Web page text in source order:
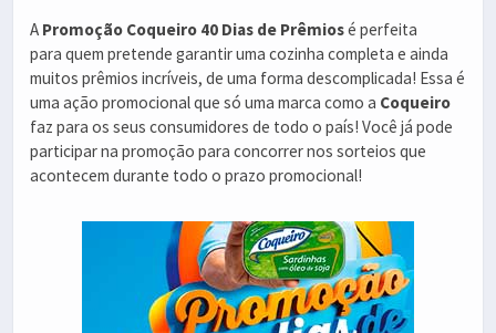
A Promoção Coqueiro 40 Dias de Prêmiosé perfeita
para quem pretende garantir uma cozinha completa e ainda
muitos prêmios incríveis, de uma forma descomplicada! Essa é
uma ação promocional que só uma marca como a Coqueiro
faz para os seus consumidores de todo o país! Você já pode
participar na promoção para concorrer nos sorteios que
acontecem durante todo o prazo promocional!